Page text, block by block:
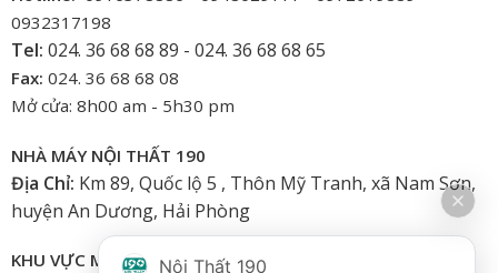
0932317198
Tel: 024. 36 68 68 89 - 024. 36 68 68 65
Fax: 024. 36 68 68 08
Mở cửa: 8h00 am - 5h30 pm
NHÀ MÁY NỘI THẤT 190
Địa Chỉ: Km 89, Quốc lộ 5 , Thôn Mỹ Tranh, xã Nam Sơn,
huyện An Dương, Hải Phòng
KHU VỰC MIỀN NAMNội Thất 190